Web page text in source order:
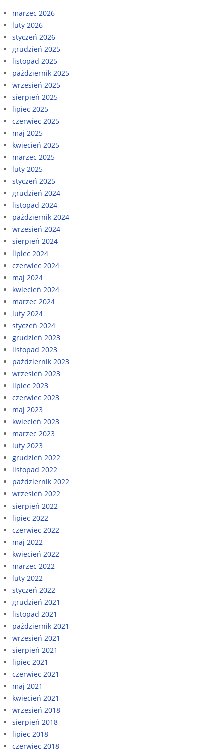
marzec 2026
luty 2026
styczeń 2026
grudzień 2025
listopad 2025
październik 2025
wrzesień 2025
sierpień 2025
lipiec 2025
czerwiec 2025
maj 2025
kwiecień 2025
marzec 2025
luty 2025
styczeń 2025
grudzień 2024
listopad 2024
październik 2024
wrzesień 2024
sierpień 2024
lipiec 2024
czerwiec 2024
maj 2024
kwiecień 2024
marzec 2024
luty 2024
styczeń 2024
grudzień 2023
listopad 2023
październik 2023
wrzesień 2023
lipiec 2023
czerwiec 2023
maj 2023
kwiecień 2023
marzec 2023
luty 2023
grudzień 2022
listopad 2022
październik 2022
wrzesień 2022
sierpień 2022
lipiec 2022
czerwiec 2022
maj 2022
kwiecień 2022
marzec 2022
luty 2022
styczeń 2022
grudzień 2021
listopad 2021
październik 2021
wrzesień 2021
sierpień 2021
lipiec 2021
czerwiec 2021
maj 2021
kwiecień 2021
wrzesień 2018
sierpień 2018
lipiec 2018
czerwiec 2018